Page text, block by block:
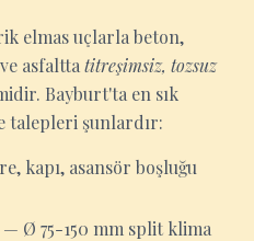
elmas uçlarla beton,
asfaltta titreşimsiz, tozsuz
Bayburt'ta en sık
talepleri şunlardır:
kapı, asansör boşluğu
— Ø 75-150 mm split klima